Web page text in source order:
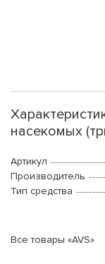
насекомых
Артикул
Производитель
Тип средства
Все товары «AVS»